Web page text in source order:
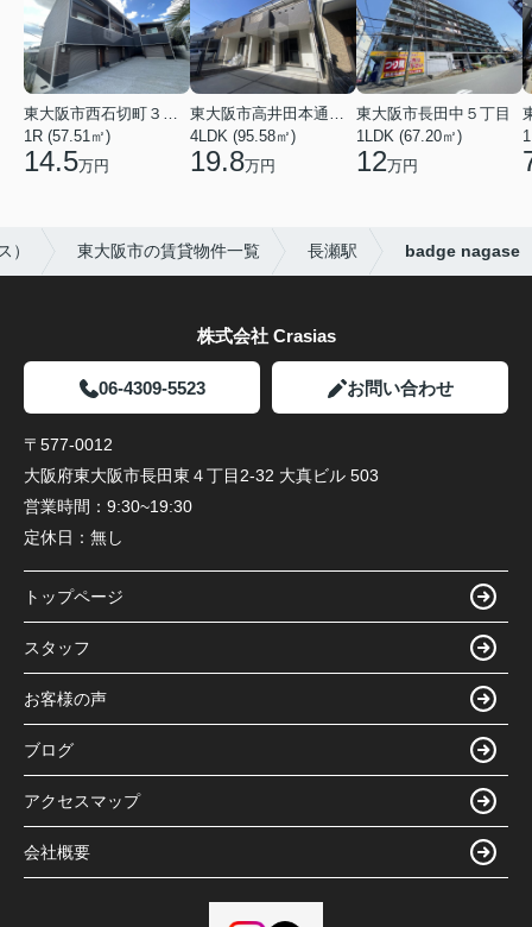
東大阪市西石切町３丁目
1R (57.51㎡)
14.5万円
東大阪市高井田本通２丁目
4LDK (95.58㎡)
19.8万円
東大阪市長田中５丁目
1LDK (67.20㎡)
12万円
） 東大阪市の賃貸物件一覧 長瀬駅 badge nagase
株式会社 Crasias
06-4309-5523 お問い合わせ
〒577-0012
大阪府東大阪市長田東４丁目2-32 大真ビル 503
営業時間： 9:30~19:30
定休日： 無し
トップページ
スタッフ
お客様の声
ブログ
アクセスマップ
会社概要